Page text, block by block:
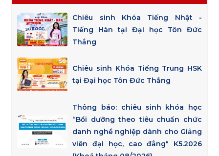
Chiêu sinh Khóa Tiếng Nhật -
Tiếng Hàn tại Đại học Tôn Đức
Thắng
Chiêu sinh Khóa Tiếng Trung HSK
tại Đại học Tôn Đức Thắng
Thông báo: chiêu sinh khóa học
“Bồi dưỡng theo tiêu chuẩn chức
danh nghề nghiệp dành cho Giảng
viên đại học, cao đẳng" K5.2026